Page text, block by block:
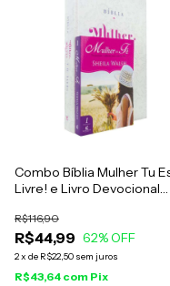
Combo Bíblia Mulher Tu
Livre! e Livro Devocional
R$44,99
R$116,90
62% OFF
2x de R$22,50 sem juros
R$43,64 com Pix